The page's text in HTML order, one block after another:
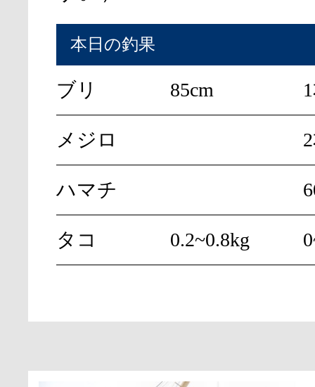
本日の釣果
ブリ 85cm
メジロ
ハマチ
タコ 0.2~0.8kg